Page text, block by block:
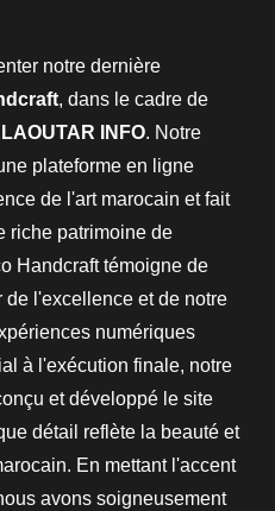
notre dernière
, dans le cadre de
INFO. Notre
plateforme en ligne
de l'art marocain et fait
riche patrimoine de
Handcraft témoigne de
de l'excellence et de notre
numériques
à l'exécution finale, notre
et développé le site
détail reflète la beauté et
En mettant l'accent
avons soigneusement